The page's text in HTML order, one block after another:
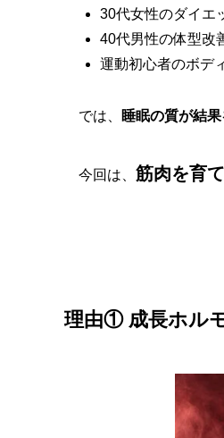
30代女性のダイエ
40代男性の体型改
運動初心者のボデ
では、 睡眠の質が結
今回は、 筋肉を育
理由① 成長ホル